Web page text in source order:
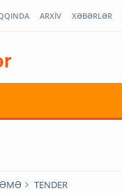
ARXİV XƏBƏRLƏR
TENDER